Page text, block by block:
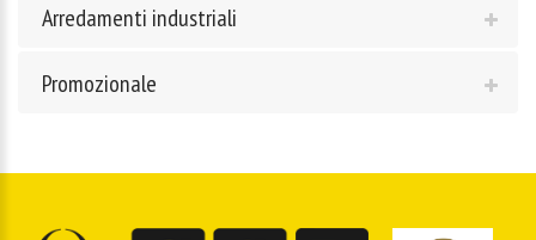
Arredamenti industriali
Promozionale